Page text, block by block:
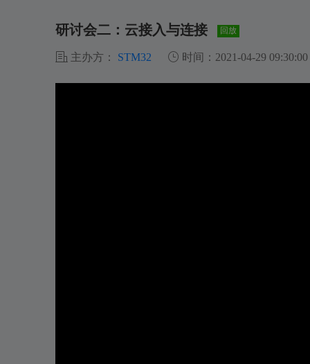
研讨会二：云接入与连接 回放
主办方： STM32 时间：2021-04-29 09:30:00